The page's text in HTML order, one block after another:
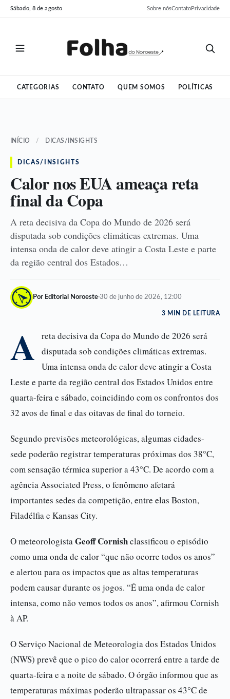
Pular
para
Pular
para
Sábado, 8 de agosto Sobre nósContatoPrivacidade
CATEGORIAS CONTATO QUEM SOMOS POLÍTICAS
INÍCIO / DICAS/INSIGHTS
DICAS/INSIGHTS
Calor nos EUA ameaça reta
final da Copa
A reta decisiva da Copa do Mundo de 2026 será
disputada sob condições climáticas extremas. Uma
intensa onda de calor deve atingir a Costa Leste e parte
da região central dos Estados…
Por Editorial Noroeste·30 de junho de 2026, 12:00
3 MIN DE LEITURA
A
reta decisiva da Copa do Mundo de 2026 será
disputada sob condições climáticas extremas.
Uma intensa onda de calor deve atingir a Costa
Leste e parte da região central dos Estados Unidos entre
quarta-feira e sábado, coincidindo com os confrontos dos
32 avos de final e das oitavas de final do torneio.
Segundo previsões meteorológicas, algumas cidades-
sede poderão registrar temperaturas próximas dos 38°C,
com sensação térmica superior a 43°C. De acordo com a
agência Associated Press, o fenômeno afetará
importantes sedes da competição, entre elas Boston,
Filadélfia e Kansas City.
O meteorologistaGeoff Cornishclassificou o episódio
como uma onda de calor “que não ocorre todos os anos”
e alertou para os impactos que as altas temperaturas
podem causar durante os jogos. “É uma onda de calor
intensa, como não vemos todos os anos”, afirmou Cornish
à AP.
O Serviço Nacional de Meteorologia dos Estados Unidos
(NWS) prevê que o pico do calor ocorrerá entre a tarde de
quarta-feira e a noite de sábado. O órgão informou que as
temperaturas máximas poderão ultrapassar os 43°C de